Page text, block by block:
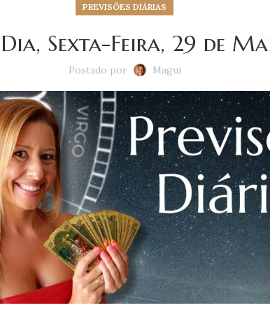
PREVISÕES DIÁRIAS
Sexta-Feira, 29 de
Postado por Magui